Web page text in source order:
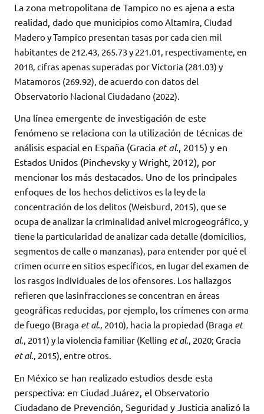
La zona metropolitana de Tampico no es ajena a esta
realidad, dado que municipios como Altamira, Ciudad
Madero y Tampico presentan tasas por cada cien mil
habitantes de 212.43, 265.73 y 221.01, respectivamente, en
2018, cifras apenas superadas por Victoria (281.03) y
Matamoros (269.92), de acuerdo con datos del
Observatorio Nacional Ciudadano (2022).
Una línea emergente de investigación de este
fenómeno se relaciona con la utilización de técnicas de
análisis espacial en España (Gracia et al., 2015) y en
Estados Unidos (Pinchevsky y Wright, 2012), por
mencionar los más destacados. Uno de los principales
enfoques de los hechos delictivos es la ley de la
concentración de los delitos (Weisburd, 2015), que se
ocupa de analizar la criminalidad anivel microgeográfico, y
tiene la particularidad de analizar cada detalle (domicilios,
segmentos de calle o manzanas), para entender por qué el
crimen ocurre en sitios específicos, en lugar del examen de
los rasgos individuales de los ofensores. Los hallazgos
refieren que lasinfracciones se concentran en áreas
geográficas reducidas, por ejemplo, los crímenes con arma
de fuego (Braga et al., 2010), hacia la propiedad (Braga et
al., 2011) y la violencia familiar (Kelling et al., 2020; Gracia
et al., 2015), entre otros.
En México se han realizado estudios desde esta
perspectiva: en Ciudad Juárez, el Observatorio
Ciudadano de Prevención, Seguridad y Justicia analizó la